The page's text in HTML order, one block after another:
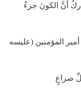
أنَّ الكونَ جزءٌ
المؤمنين (عليسه
صراعٍ